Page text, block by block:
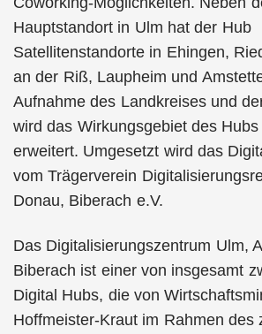
Hauptstandort in Ulm hat der Hub
Satellitenstandorte in Ehingen,
an der Riß, Laupheim und
Aufnahme des Landkreises und
wird das Wirkungsgebiet des
erweitert. Umgesetzt wird das
vom Trägerverein
Donau, Biberach e.V.
Das Digitalisierungszentrum Ulm,
Biberach ist einer von insgesamt
Digital Hubs, die von
Hoffmeister-Kraut im Rahmen des